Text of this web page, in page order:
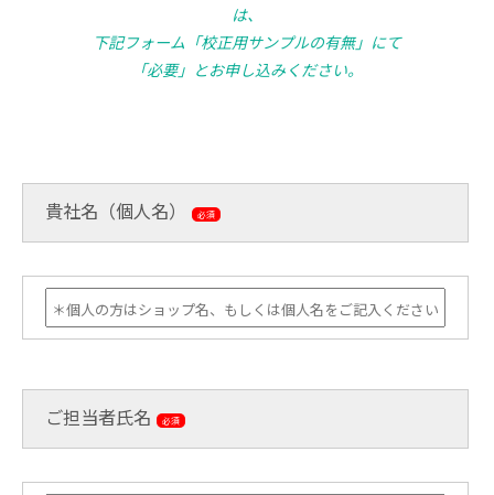
は、
下記フォーム「校正用サンプルの有無」にて
「必要」とお申し込みください。
貴社名（個人名） 必須
ご担当者氏名 必須